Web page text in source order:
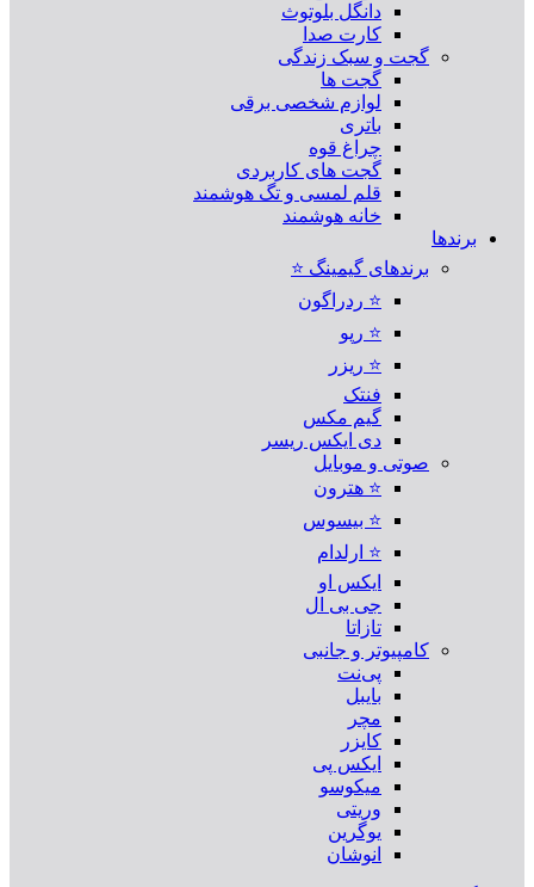
دانگل بلوتوث
کارت صدا
گجت و سبک زندگی
گجت ها
لوازم شخصی برقی
باتری
چراغ قوه
گجت های کاربردی
قلم لمسی و تگ هوشمند
خانه هوشمند
برندها
برندهای گیمینگ ⭐
⭐ ردراگون
⭐ رپو
⭐ ریزر
فنتک
گیم مکس
دی ایکس ریسر
صوتی و موبایل
⭐ هترون
⭐ بیسوس
⭐ ارلدام
ایکس او
جی بی ال
تازاتا
کامپیوتر و جانبی
پی‌نت
بایبل
مچر
کایزر
ایکس پی
میکوسو
وریتی
یوگرین
انوشان